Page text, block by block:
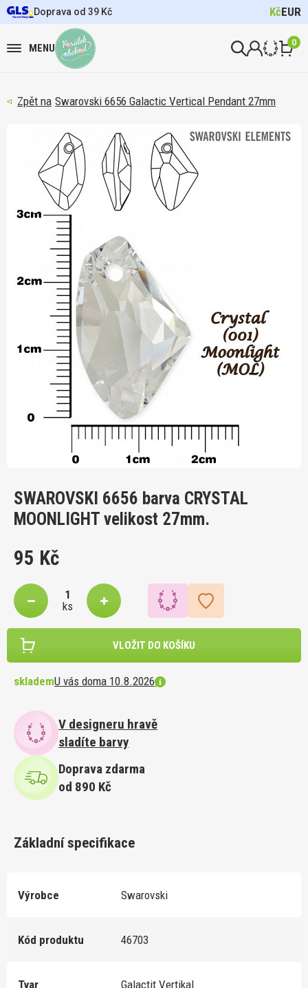
Doprava od 39 Kč KčEUR
MENU 0
Swarovski 6656 Galactic Vertical Pendant 27mm
SWAROVSKI 6656 barva CRYSTAL
MOONLIGHT velikost 27mm.
95 Kč
ks
VLOŽIT DO KOŠÍKU
sklademU vás doma 10.8.2026
V designeru hravě
sladíte barvy
Doprava zdarma
od 890 Kč
Základní specifikace
Výrobce Swarovski
Kód produktu 46703
Tvar Galactit Vertikal